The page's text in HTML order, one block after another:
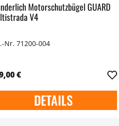
Motorschutzbügel GUARD
V4
Nr. 71200-004
€
DETAILS